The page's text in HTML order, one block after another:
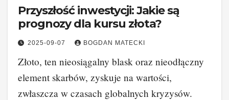
Przyszłość inwestycji: Jakie są
prognozy dla kursu złota?
2025-09-07 BOGDAN MATECKI
Złoto, ten nieosiągalny blask oraz nieodłączny
element skarbów, zyskuje na wartości,
zwłaszcza w czasach globalnych kryzysów.